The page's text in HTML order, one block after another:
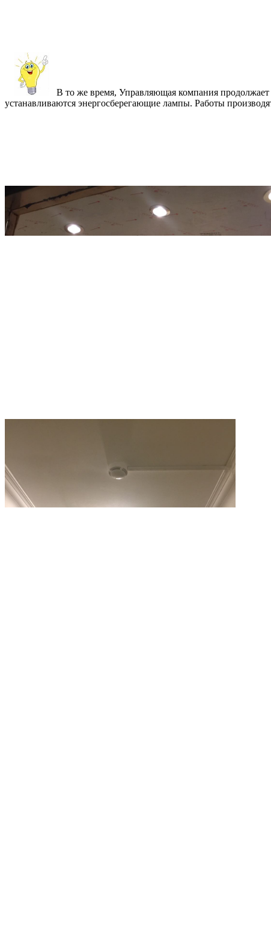
В то же время, Управляющая компания
устанавливаются энергосберегающие лампы. Работы